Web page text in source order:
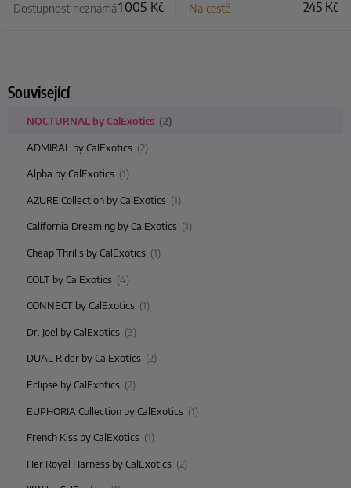
1 005 Kč
Dostupnost neznámá 245 Kč
Na cestě
Související
NOCTURNAL by CalExotics (2)
ADMIRAL by CalExotics (2)
Alpha by CalExotics (1)
AZURE Collection by CalExotics (1)
California Dreaming by CalExotics (1)
Cheap Thrills by CalExotics (1)
COLT by CalExotics (4)
CONNECT by CalExotics (1)
Dr. Joel by CalExotics (3)
DUAL Rider by CalExotics (2)
Eclipse by CalExotics (2)
EUPHORIA Collection by CalExotics (1)
French Kiss by CalExotics (1)
Her Royal Harness by CalExotics (2)